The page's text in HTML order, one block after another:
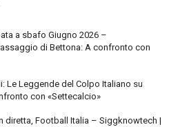
a sbafo Giugno 2026 –
di Bettona: A confronto con
Le Leggende del Colpo Italiano su
con «Settecalcio»
diretta, Football Italia – Siggknowtech |